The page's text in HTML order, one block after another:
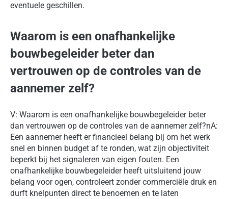
eventuele geschillen.
Waarom is een onafhankelijke
bouwbegeleider beter dan
vertrouwen op de controles van de
aannemer zelf?
V: Waarom is een onafhankelijke bouwbegeleider beter
dan vertrouwen op de controles van de aannemer zelf?nA:
Een aannemer heeft er financieel belang bij om het werk
snel en binnen budget af te ronden, wat zijn objectiviteit
beperkt bij het signaleren van eigen fouten. Een
onafhankelijke bouwbegeleider heeft uitsluitend jouw
belang voor ogen, controleert zonder commerciële druk en
durft knelpunten direct te benoemen en te laten